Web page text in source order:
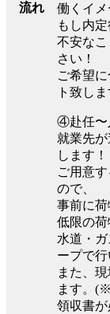
流れ
働くイメ
もし内
不安な
さい！
ご希望
ト致しま
④赴任〜
就業先
します！
ご用意
ので、
事前に
低限の荷
水道・
ープで行
また、
ます。
領収書